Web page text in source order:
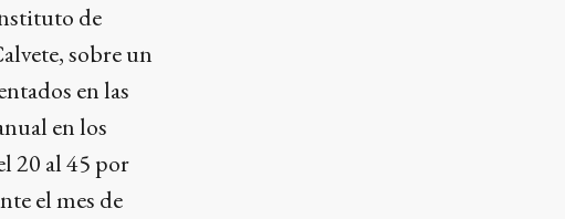
de
sobre un
en las
en los
20 al 45 por
el mes de